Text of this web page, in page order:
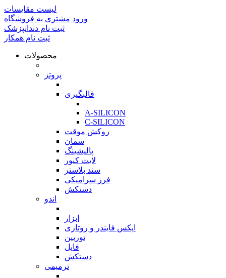
لیست مقایسات
ورود مشتری به فروشگاه
ثبت نام دندانپزشک
ثبت نام همکار
محصولات
پروتز
قالبگیری
A-SILICON
C-SILICON
روکش موقت
سمان
پالیشینگ
لایت کیور
سند بلاستر
فرز سرامیکی
دستکش
اندو
ابزار
اپکس فایندر و روتاری
توربین
فایل
دستکش
ترمیمی